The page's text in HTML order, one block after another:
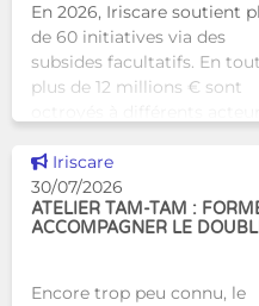
En 2026, Iriscare soutient
de 60 initiatives via des
subsides facultatifs. En
plus de 12 millions € sont
travail au serv
Voir cette news
Iriscare
30/07/2026
ATELIER TAM-TAM :
ACCOMPAGNER LE
Encore trop peu connu, le